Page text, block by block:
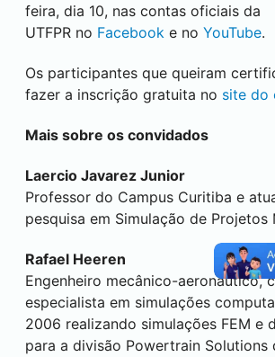
feira, dia 10, nas contas oficiais da
UTFPR no Facebook e no YouTube.
Os participantes que queiram
fazer a inscrição gratuita no site do
Mais sobre os convidados
Laercio Javarez Junior
Professor do Campus Curitiba e
pesquisa em Simulação de Projetos
Rafael Heeren
Engenheiro mecânico-aeronáutico,
especialista em simulações
2006 realizando simulações FEM e
para a divisão Powertrain Solutions